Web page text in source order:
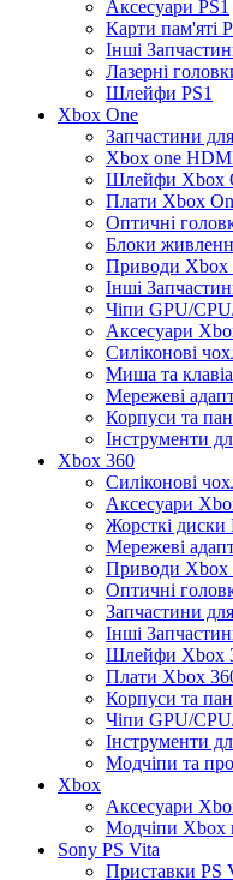
Аксесуари PS1
Карти пам'яті
Інші
Лазерні
Шлейфи PS1
Xbox One
Запчастини
Xbox one
Шлейфи Xbox
Плати Xbox
Оптичні
Блоки
Приводи Xbox
Інші
Чіпи GPU/
Аксесуари
Силіконові
Миша та
Мережеві
Корпуси та
Інструменти
Xbox 360
Силіконові
Аксесуари
Жорсткі
Мережеві
Приводи Xbox
Оптичні
Запчастини
Інші
Шлейфи Xbox
Плати Xbox
Корпуси та
Чіпи GPU/
Інструменти
Модчіпи та
Xbox
Аксесуари
Модчіпи Xbox
Sony PS Vita
Приставки PS